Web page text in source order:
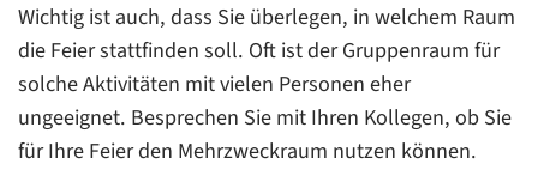
Wichtig ist auch, dass Sie überlegen, in welchem Raum
die Feier stattfinden soll. Oft ist der Gruppenraum für
solche Aktivitäten mit vielen Personen eher
ungeeignet. Besprechen Sie mit Ihren Kollegen, ob Sie
für Ihre Feier den Mehrzweckraum nutzen können.